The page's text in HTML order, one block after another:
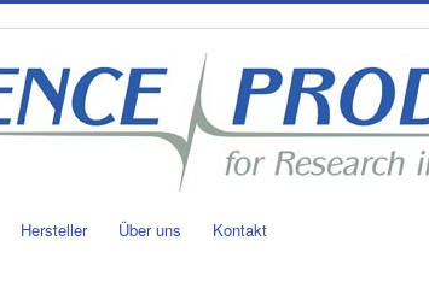
Hersteller Über uns Kontakt